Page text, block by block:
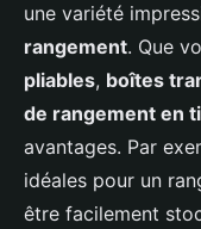
une variété
rangement. Que
pliables, boîtes
de rangement en
avantages. Par
idéales pour un
être facilement